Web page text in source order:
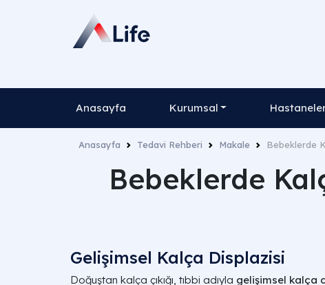
Anasayfa Kurumsal
Anasayfa Tedavi Rehberi Makale Bebeklerde
Bebeklerde
Gelişimsel Kalça Displazisi
Doğuştan kalça çıkığı, tıbbi adıyla gelişimsel kalça